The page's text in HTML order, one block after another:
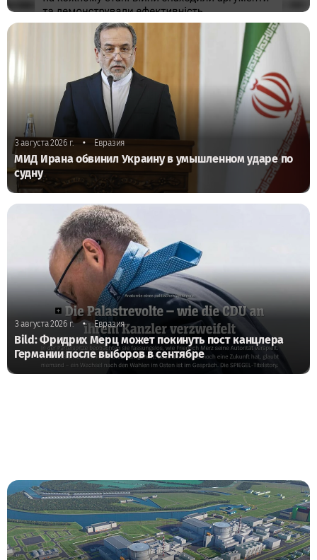
3 августа 2026 г. • Евразия
МИД Ирана обвинил Украину в умышленном ударе по
судну
3 августа 2026 г. • Евразия
Bild: Фридрих Мерц может покинуть пост канцлера
Германии после выборов в сентябре